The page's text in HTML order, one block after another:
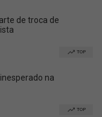
de troca de
TOP
na
TOP